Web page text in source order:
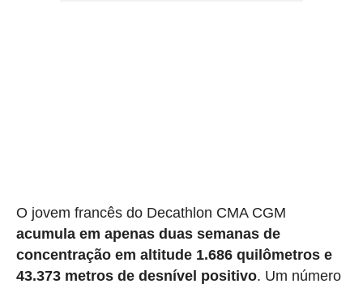
O jovem francês do Decathlon CMA CGM
acumula em apenas duas semanas de
concentração em altitude 1.686 quilômetros e
43.373 metros de desnível positivo. Um número